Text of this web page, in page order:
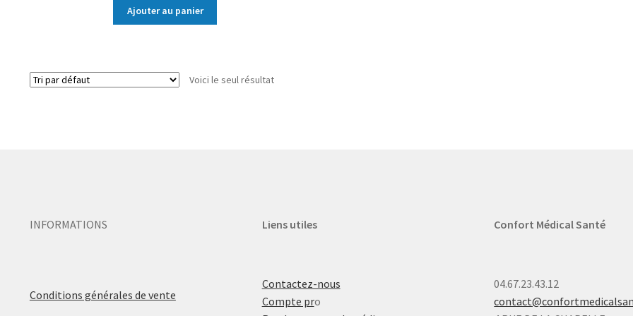
Ajouter au panier
Voici le seul résultat
INFORMATIONS
Conditions générales de vente
Liens utiles
Contactez-nous
Compte pro
Confort Médical Santé
04.67.23.43.12